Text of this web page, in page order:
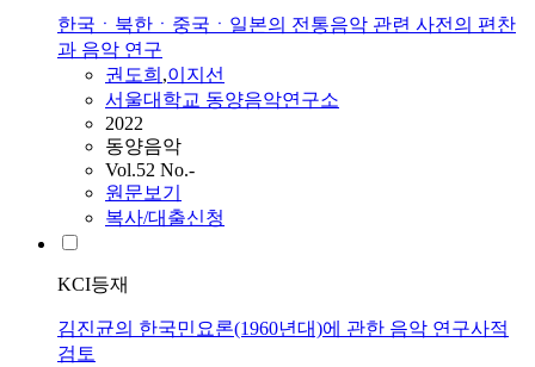
한국ㆍ북한ㆍ중국ㆍ일본의 전통음악 관련 사전의 편찬
과 음악 연구
권도희 ,이지선
서울대학교 동양음악연구소
2022
동양음악
Vol.52 No.-
원문보기
복사/대출신청
KCI등재
김진균의 한국민요론(1960년대)에 관한 음악 연구사적
검토